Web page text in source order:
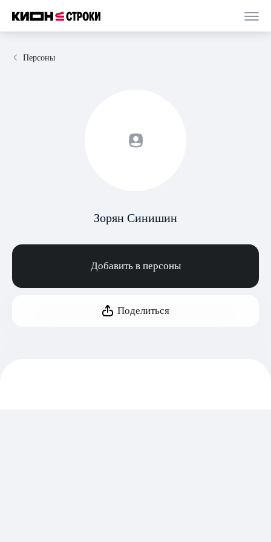
Персоны
Зорян Синишин
Добавить в персоны
Поделиться